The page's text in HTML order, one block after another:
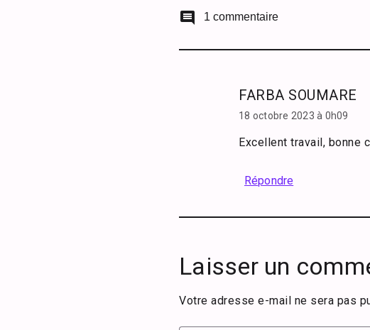
comment 1 commentaire
FARBA SOUMARE
18 octobre 2023 à 0h09
Excellent travail, bonne
Répondre
Laisser un
Votre adresse e-mail ne sera pas